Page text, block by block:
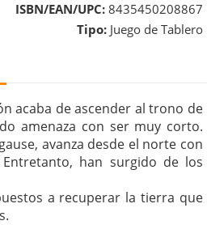
ISBN/EAN/UPC: 8435450208867
Tipo: Juego de Tablero
acaba de ascender al trono de
amenaza con ser muy corto.
avanza desde el norte con
han surgido de los
a recuperar la tierra que